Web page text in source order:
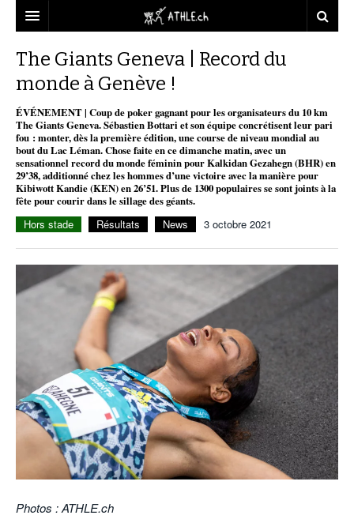
DOSSIERS
CHRONIQUES
TOUT
MICHEL HERREN
REPORTAGES
DOPAGE
STATISTIQUES
STATISTIQUES
MINIMA
PARTENAIRES
CNP
FÉDÉRATION
TOUS SUPPORTERS D’ATHLE.CH !
PUBLICITÉ
VIDEOS
TOUS SUPPORTERS D’ATHLE.CH !
CHARTE ÉDITORIALE
NOUS CONTACTER
POURQUOI ATHLE.CH ?
CNP LAUSANNE/AIGLE
ATHLE.CH RÉGIONS | GENÈVE
ATHLE.CH RÉGIONS | JURA
ATHLE.CH RÉGIONS | VAUD
ATHLE.CH VINTAGE
TIMELINE
BIOGRAPHIES
HIGHLIGHTS
LIVRES
The Giants Geneva | Record du
monde à Genève !
ÉVÉNEMENT | Coup de poker gagnant pour les organisateurs du 10 km
The Giants Geneva. Sébastien Bottari et son équipe concrétisent leur pari
fou : monter, dès la première édition, une course de niveau mondial au
bout du Lac Léman. Chose faite en ce dimanche matin, avec un
sensationnel record du monde féminin pour Kalkidan Gezahegn (BHR) en
29’38, additionné chez les hommes d’une victoire avec la manière pour
Kibiwott Kandie (KEN) en 26’51. Plus de 1300 populaires se sont joints à la
fête pour courir dans le sillage des géants.
Hors stade Résultats News 3 octobre 2021
Photos : ATHLE.ch